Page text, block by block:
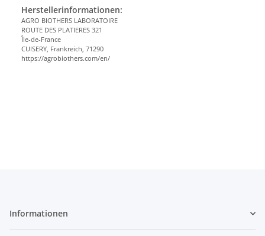
Herstellerinformationen:
AGRO BIOTHERS LABORATOIRE
ROUTE DES PLATIERES 321
Île-de-France
CUISERY, Frankreich, 71290
https://agrobiothers.com/en/
Informationen